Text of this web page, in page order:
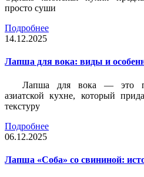
просто суши
Подробнее
14.12.2025
Лапша для вока: виды и
Лапша для вока — это
азиатской кухне, который
текстуру
Подробнее
06.12.2025
Лапша «Соба» со свининой: